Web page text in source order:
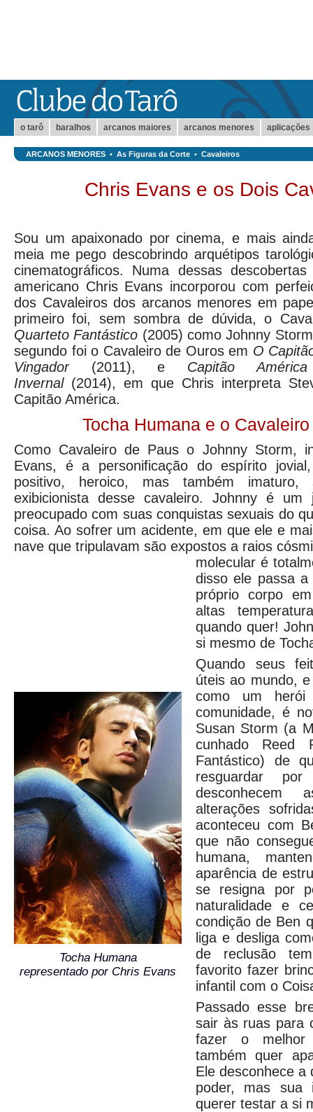
o tarô baralhos arcanos maiores arcanos menores aplicações
ARCANOS MENORES • As Figuras da Corte • Cavaleiros
Chris Evans e os Dois
Sou um apaixonado por cinema, e mais
meia me pego descobrindo arquétipos
cinematográficos. Numa dessas
americano Chris Evans incorporou com
dos Cavaleiros dos arcanos menores em
primeiro foi, sem sombra de dúvida, o
Quarteto Fantástico (2005) como Johnny
segundo foi o Cavaleiro de Ouros em O
Vingador(2011), e Capitão
Invernal (2014), em que Chris interpreta
Capitão América.
Tocha Humana e o
Como Cavaleiro de Paus o Johnny Storm,
Evans, é a personificação do espírito
positivo, heroico, mas também
exibicionista desse cavaleiro. Johnny é um
preocupado com suas conquistas sexuais do
coisa. Ao sofrer um acidente, em que ele e
nave que tripulavam são expostos a raios
Tocha Humana
representado por Chris Evans
molecular é
disso ele passa
próprio corpo
altas
quando quer!
si mesmo de
Quando seus
úteis ao mundo,
como um herói
comunidade, é
Susan Storm (a
cunhado Reed
Fantástico) de
resguardar
desconhecem
alterações
aconteceu com
que não
humana,
aparência de
se resigna por
naturalidade e
condição de Ben
liga e desliga
de reclusão
favorito fazer
infantil com o
Passado esse
sair às ruas para
fazer o melhor
também quer
Ele desconhece a
poder, mas sua
querer testar a si